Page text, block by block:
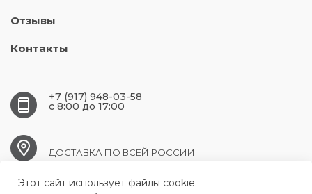
Отзывы
Контакты
+7 (917) 948-03-58
c 8:00 до 17:00
ДОСТАВКА ПО ВСЕЙ РОССИИ
csm163@mail.ru
Этот сайт использует файлы cookie.